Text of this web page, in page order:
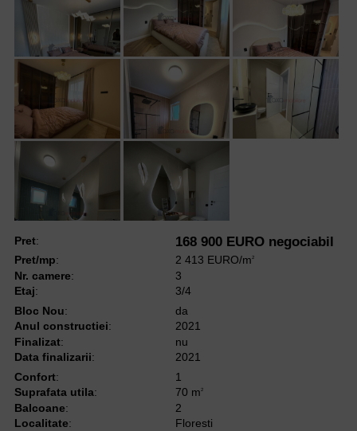
Pret: 168 900 EURO negociabil
Pret/mp: 2 413 EURO/m2
Nr. camere:
3
Etaj:
3/4
Bloc Nou:
da
Anul constructiei:
2021
Finalizat:
nu
Data finalizarii:
2021
Confort:
1
Suprafata utila: 70 m2
Balcoane:
2
Localitate: Floresti